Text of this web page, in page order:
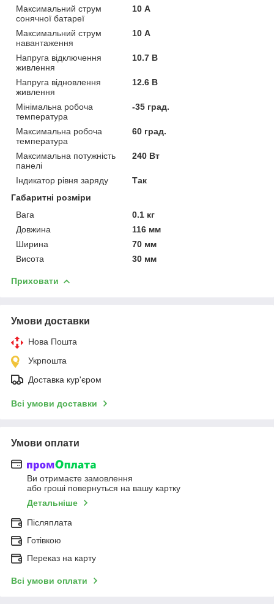
Максимальний струм
сонячної батареї
10 А
Максимальний струм
навантаження
10 А
Напруга відключення
живлення
10.7 В
Напруга відновлення
живлення
12.6 В
Мінімальна робоча
температура
-35 град.
Максимальна робоча
температура
60 град.
Максимальна потужність
панелі
240 Вт
Індикатор рівня заряду
Так
Габаритні розміри
Вага
0.1 кг
Довжина
116 мм
Ширина
70 мм
Висота
30 мм
Приховати
Умови доставки
Нова Пошта
Укрпошта
Доставка кур'єром
Всі умови доставки
Умови оплати
Ви отримаєте замовлення
або гроші повернуться на вашу картку
Детальніше
Післяплата
Готівкою
Переказ на карту
Всі умови оплати